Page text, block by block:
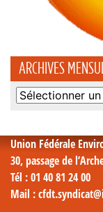
ARCHIVES
Archives
Union Fédérale
30, passage de
Tél : 01 40 81 24 00
Mail :